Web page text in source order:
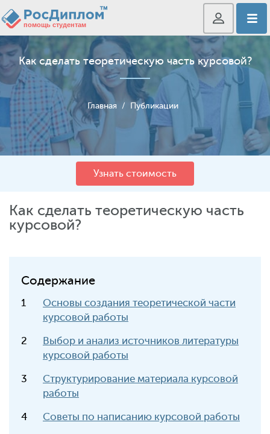
Как сделать теоретическую часть курсовой?
Главная / Публикации
Узнать стоимость
Как сделать теоретическую часть
курсовой?
Содержание
Основы создания теоретической части
курсовой работы
Выбор и анализ источников литературы
курсовой работы
Структурирование материала курсовой
работы
Советы по написанию курсовой работы